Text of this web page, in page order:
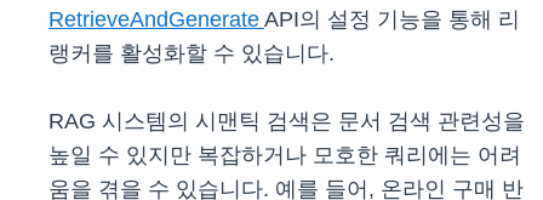
RetrieveAndGenerate API의 설정 기능을 통해 리
랭커를 활성화할 수 있습니다.
RAG 시스템의 시맨틱 검색은 문서 검색 관련성을
높일 수 있지만 복잡하거나 모호한 쿼리에는 어려
움을 겪을 수 있습니다. 예를 들어, 온라인 구매 반